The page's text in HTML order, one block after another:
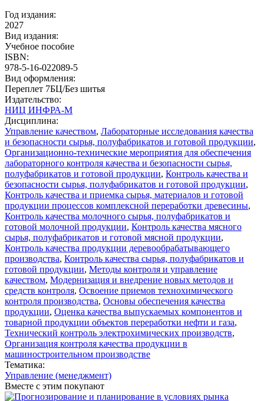
Год издания:
2027
Вид издания:
Учебное пособие
ISBN:
978-5-16-022089-5
Вид оформления:
Переплет 7БЦ/Без шитья
Издательство:
НИЦ ИНФРА-М
Дисциплина:
Управление качеством, Лабораторные исследования качества
и безопасности сырья, полуфабрикатов и готовой продукции,
Организационно-технические мероприятия для обеспечения
лабораторного контроля качества и безопасности сырья,
полуфабрикатов и готовой продукции, Контроль качества и
безопасности сырья, полуфабрикатов и готовой продукции,
Контроль качества и приемка сырья, материалов и готовой
продукции процессов комплексной переработки древесины,
Контроль качества молочного сырья, полуфабрикатов и
готовой молочной продукции, Контроль качества мясного
сырья, полуфабрикатов и готовой мясной продукции,
Контроль качества продукции деревообрабатывающего
производства, Контроль качества сырья, полуфабрикатов и
готовой продукции, Методы контроля и управление
качеством, Модернизация и внедрение новых методов и
средств контроля, Освоение приемов технохимического
контроля производства, Основы обеспечения качества
продукции, Оценка качества выпускаемых компонентов и
товарной продукции объектов переработки нефти и газа,
Технический контроль электрохимических производств,
Организация контроля качества продукции в
машиностроительном производстве
Тематика:
Управление (менеджмент)
Вместе с этим покупают